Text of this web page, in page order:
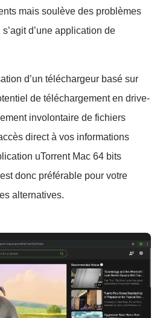
mais soulève des problèmes
d’une application de
d’un téléchargeur basé sur
de téléchargement en drive-
involontaire de fichiers
direct à vos informations
uTorrent Mac 64 bits
donc préférable pour votre
alternatives.